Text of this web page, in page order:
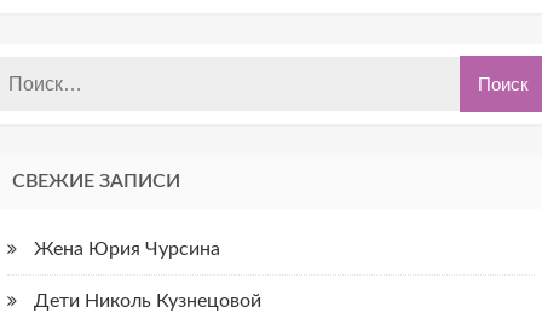
СВЕЖИЕ ЗАПИСИ
Жена Юрия Чурсина
Дети Николь Кузнецовой